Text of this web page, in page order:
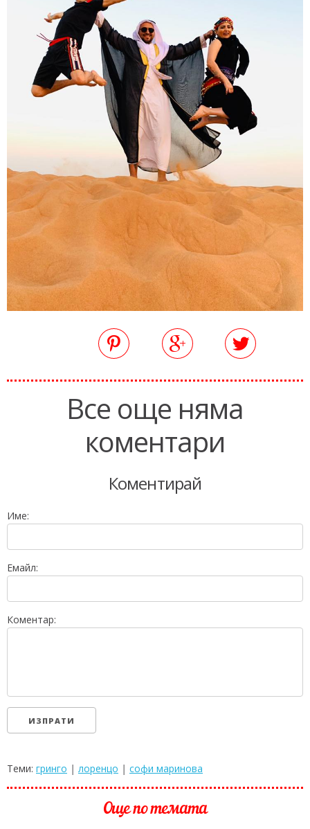
Все още няма
коментари
Коментирай
Име:
Емайл:
Коментар:
Теми: гринго | лоренцо | софи маринова
Още по темата